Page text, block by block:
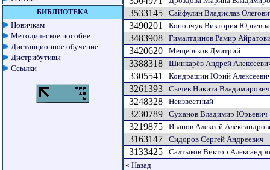
БИБЛИОТЕКА
Новичкам
Методическое пособие
Дистанционное обучение
Дистрибутивы
Ссылки
3533145 Сайфулин Владислав
3490201 Конончук Виктория Юрьевна
3483908 Гималтдинов Рамир
3420620 Мещеряков Дмитрий
3388318 Шинкарёв Андрей
3305541 Кондрашин Юрий
3261393 Сычев Никита Владимирович
3248328 Неизвестный
3230789 Суханов Владимир Юрьевич
3219875 Иванов Алексей
3163147 Сидоров Сергей Андреевич
3133425
Салтыков Виктор
« Назад